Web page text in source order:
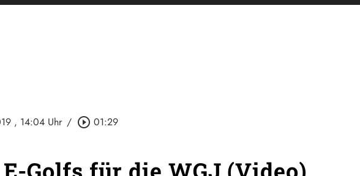
, 14:04 Uhr / play_circle_outline 01:29